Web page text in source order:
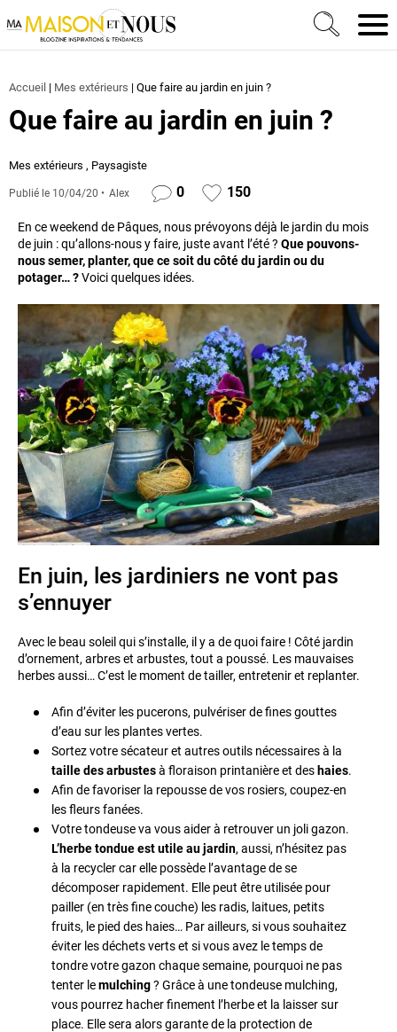
Ma Maison et Nous Construction, rénovation &
Accueil | Mes extérieurs | Que faire au jardin en juin ?
Que faire au jardin en juin ?
Mes extérieurs , Paysagiste
Publié le 10/04/20 Alex 0 150
En ce weekend de Pâques, nous prévoyons déjà le jardin du mois
de juin : qu’allons-nous y faire, juste avant l’été ? Que pouvons-
nous semer, planter, que ce soit du côté du jardin ou du
potager… ?Voici quelques idées.
En juin, les jardiniers ne vont pas
s’ennuyer
Avec le beau soleil qui s’installe, il y a de quoi faire ! Côté jardin
d’ornement, arbres et arbustes, tout a poussé. Les mauvaises
herbes aussi… C’est le moment de tailler, entretenir et replanter.
Afin d’éviter les pucerons, pulvériser de fines gouttes
d’eau sur les plantes vertes.
Sortez votre sécateur et autres outils nécessaires à la
taille des arbustesà floraison printanière et des haies.
Afin de favoriser la repousse de vos rosiers, coupez-en
les fleurs fanées.
Votre tondeuse va vous aider à retrouver un joli gazon.
L’herbe tondue est utile au jardin, aussi, n’hésitez pas
à la recycler car elle possède l’avantage de se
décomposer rapidement. Elle peut être utilisée pour
pailler (en très fine couche) les radis, laitues, petits
fruits, le pied des haies… Par ailleurs, si vous souhaitez
éviter les déchets verts et si vous avez le temps de
tondre votre gazon chaque semaine, pourquoi ne pas
tenter lemulching? Grâce à une tondeuse mulching,
vous pourrez hacher finement l’herbe et la laisser sur
place. Elle sera alors garante de la protection de